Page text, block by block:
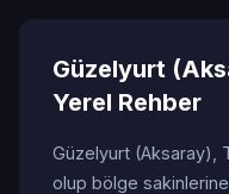
Güzelyurt
Yerel Rehber
Güzelyurt (Aksaray),
olup bölge